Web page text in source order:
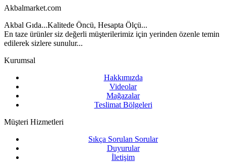
Akbalmarket.com
Akbal Gıda...Kalitede Öncü, Hesapta Ölçü...
En taze ürünler siz değerli müşterilerimiz için yerinden özenle temin
edilerek sizlere sunulur...
Kurumsal
Hakkımızda
Videolar
Mağazalar
Teslimat Bölgeleri
Müşteri Hizmetleri
Sıkça Sorulan Sorular
Duyurular
İletişim